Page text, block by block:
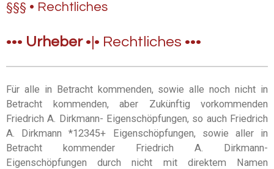
§§§ • Rechtliches
••• Urheber•|• Rechtliches •••
Für alle in Betracht kommenden, sowie alle noch nicht in
Betracht kommenden, aber Zukünftig vorkommenden
Friedrich A. Dirkmann- Eigenschöpfungen, so auch Friedrich
A. Dirkmann *12345+ Eigenschöpfungen, sowie aller in
Betracht kommender Friedrich A. Dirkmann-
Eigenschöpfungen durch nicht mit direktem Namen